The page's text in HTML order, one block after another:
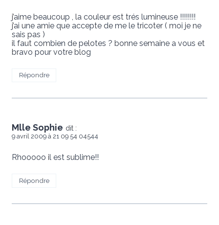
j’aime beaucoup , la couleur est trés lumineuse !!!!!!!!
j’ai une amie que accepte de me le tricoter ( moi je ne
sais pas )
il faut combien de pelotes ? bonne semaine a vous et
bravo pour votre blog
Répondre
Mlle Sophie dit :
9 avril 2009 à 21 09 54 04544
Rhooooo il est sublime!!
Répondre